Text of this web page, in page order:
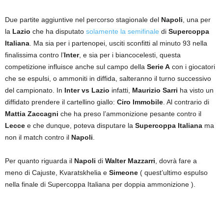
Due partite aggiuntive nel percorso stagionale del Napoli , una per
la Lazio che ha disputato solamente la semifinale di Supercoppa
Italiana . Ma sia per i partenopei, usciti sconfitti al minuto 93 nella
finalissima contro l’Inter, e sia per i biancocelesti, questa
competizione influisce anche sul campo della Serie A con i giocatori
che se espulsi, o ammoniti in diffida, salteranno il turno successivo
del campionato. In Inter vs Lazio infatti, Maurizio Sarri ha visto un
diffidato prendere il cartellino giallo: Ciro Immobile . Al contrario di
Mattia Zaccagni che ha preso l’ammonizione pesante contro il
Lecce e che dunque, poteva disputare la Supercoppa Italiana ma
non il match contro il Napoli
Per quanto riguarda il Napoli di Walter Mazzarri , dovrà fare a
meno di Cajuste, Kvaratskhelia e Simeone ( quest’ultimo espulso
nella finale di Supercoppa Italiana per doppia ammonizione ).